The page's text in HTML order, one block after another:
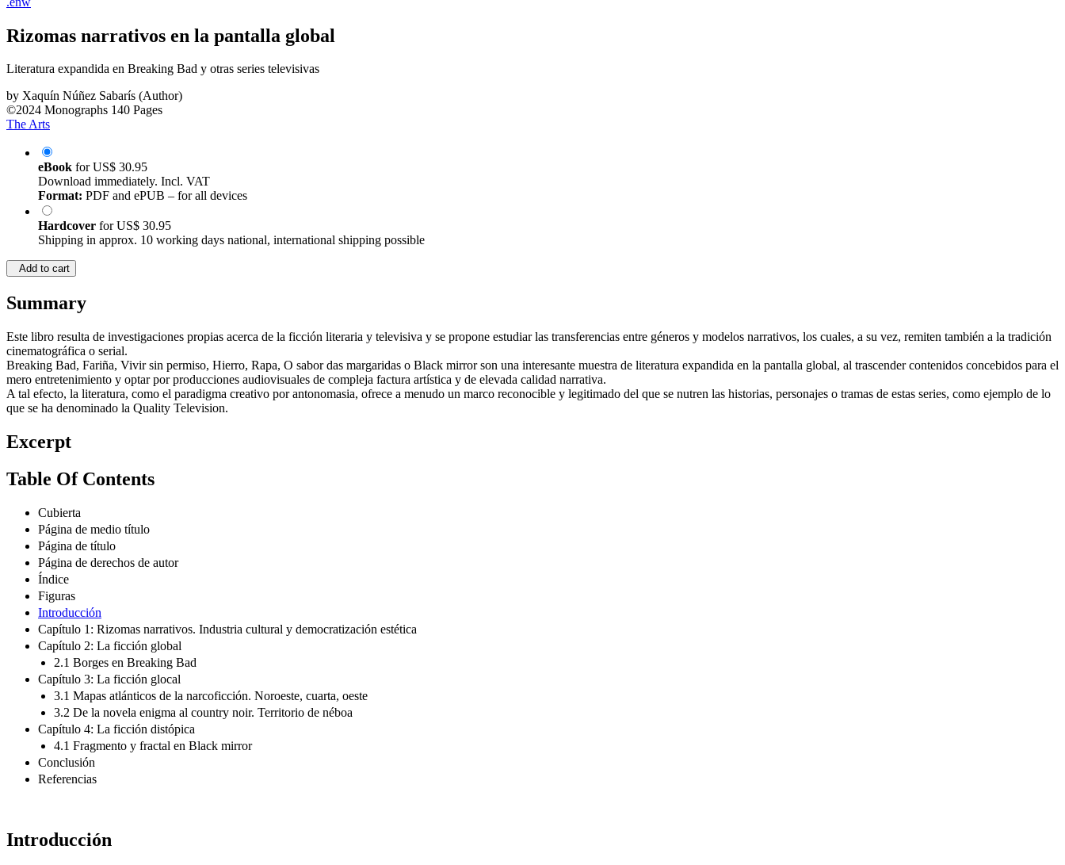
Rizomas narrativos en la pantalla global
Literatura expandida en Breaking Bad y otras series televisivas
by Xaquín Núñez Sabarís (Author)
©2024 Monographs 140 Pages
The Arts
eBook forUS$ 30.95
Download immediately. Incl. VAT
Format: PDF and ePUB – for all devices
Hardcover forUS$ 30.95
Shipping in approx. 10 working days national, international shipping possible
Add to cart
Summary
Este libro resulta de investigaciones propias acerca de la ficción literaria y televisiva y se propone estudiar las transferencias entre géneros y modelos narrativos, los cuales, a su vez, remiten también a la tradición
cinematográfica o serial.
Breaking Bad, Fariña, Vivir sin permiso, Hierro, Rapa, O sabor das margaridas o Black mirror son una interesante muestra de literatura expandida en la pantalla global, al trascender contenidos concebidos para el
mero entretenimiento y optar por producciones audiovisuales de compleja factura artística y de elevada calidad narrativa.
A tal efecto, la literatura, como el paradigma creativo por antonomasia, ofrece a menudo un marco reconocible y legitimado del que se nutren las historias, personajes o tramas de estas series, como ejemplo de lo
que se ha denominado la Quality Television.
Excerpt
Table Of Contents
Cubierta
Página de medio título
Página de título
Página de derechos de autor
Índice
Figuras
Introducción
Capítulo 1: Rizomas narrativos. Industria cultural y democratización estética
Capítulo 2: La ficción global
2.1 Borges en Breaking Bad
Capítulo 3: La ficción glocal
3.1 Mapas atlánticos de la narcoficción. Noroeste, cuarta, oeste
3.2 De la novela enigma al country noir. Territorio de néboa
Capítulo 4: La ficción distópica
4.1 Fragmento y fractal en Black mirror
Conclusión
Referencias
Introducción